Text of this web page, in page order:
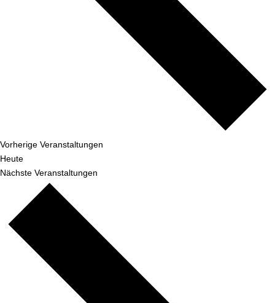
Vorherige Veranstaltungen
Heute
Nächste Veranstaltungen